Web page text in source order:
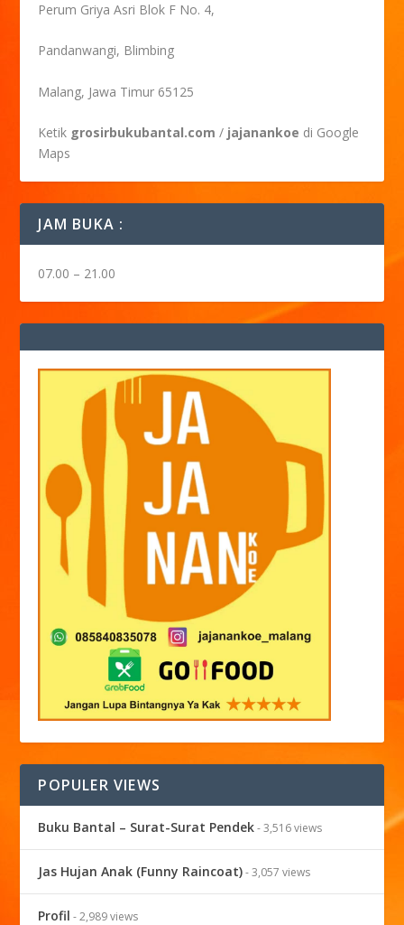
Perum Griya Asri Blok F No. 4,
Pandanwangi, Blimbing
Malang, Jawa Timur 65125
Ketik grosirbukubantal.com / jajanankoe di Google
Maps
JAM BUKA :
07.00 – 21.00
POPULER VIEWS
Buku Bantal – Surat-Surat Pendek- 3,516 views
Jas Hujan Anak (Funny Raincoat)- 3,057 views
Profil - 2,989 views